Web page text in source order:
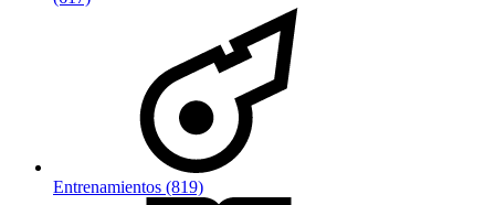
Entrenamientos (819)